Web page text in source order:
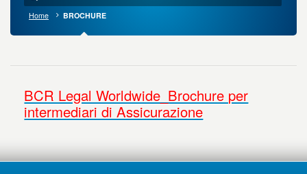
Home BROCHURE
BCR Legal Worldwide_Brochure per
intermediari di Assicurazione